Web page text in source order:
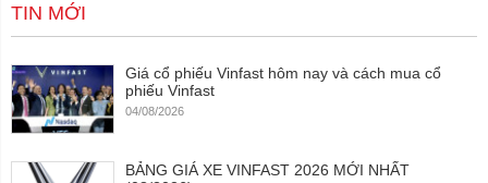
TIN MỚI
Giá cổ phiếu Vinfast hôm nay và cách mua cổ
phiếu Vinfast
04/08/2026
BẢNG GIÁ XE VINFAST 2026 MỚI NHẤT